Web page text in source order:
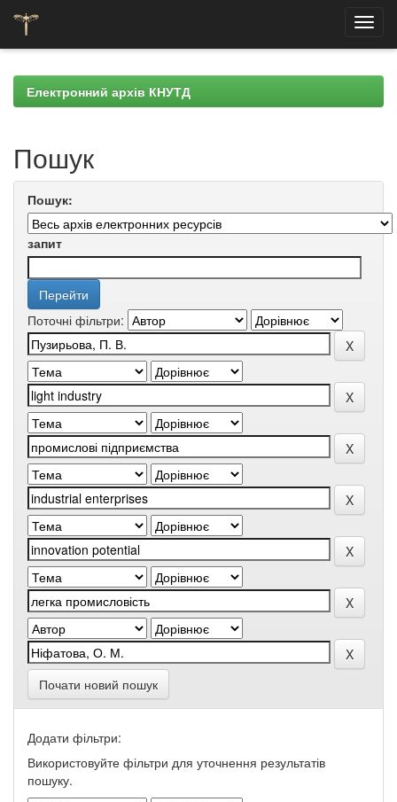
navigationЕлектронний архів КНУТД
Пошук
Пошук:
запит
Поточні фільтри:
Почати новий пошук
Додати фільтри:
Використовуйте фільтри для уточнення результатів
пошуку.